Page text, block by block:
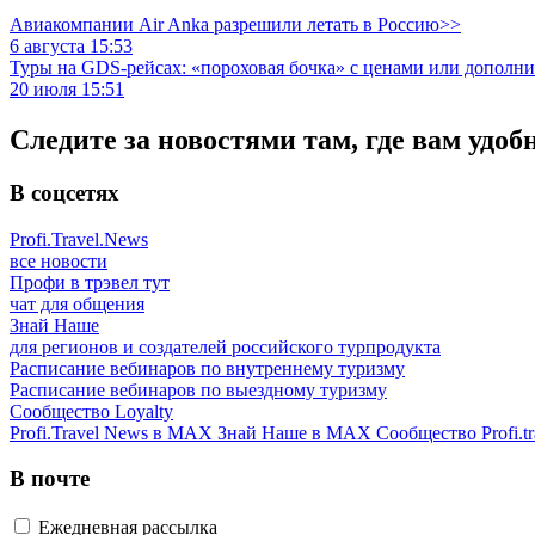
Авиакомпании Air Anka разрешили летать в Россию>>
6 августа 15:53
Туры на GDS-рейсах: «пороховая бочка» с ценами или
20 июля 15:51
Следите за новостями там, где вам
В соцсетях
Profi.Travel.News
все новости
Профи в трэвел тут
чат для общения
Знай Наше
для регионов и создателей российского турпродукта
Расписание вебинаров по внутреннему туризму
Расписание вебинаров по выездному туризму
Сообщество Loyalty
Profi.Travel News в MAX Знай Наше в MAX Сообщество
В почте
Ежедневная рассылка